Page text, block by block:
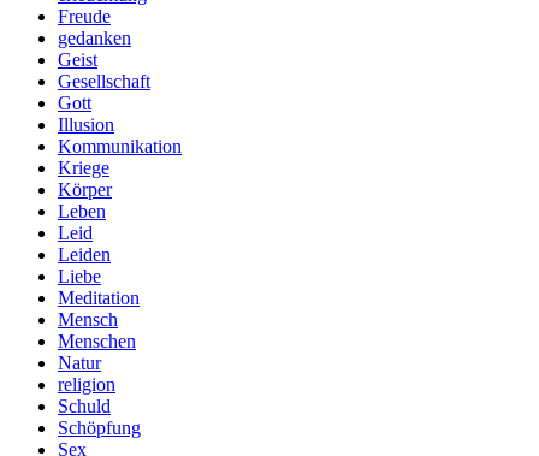
Freude
gedanken
Geist
Gesellschaft
Gott
Illusion
Kommunikation
Kriege
Körper
Leben
Leid
Leiden
Liebe
Meditation
Mensch
Menschen
Natur
religion
Schuld
Schöpfung
Sex